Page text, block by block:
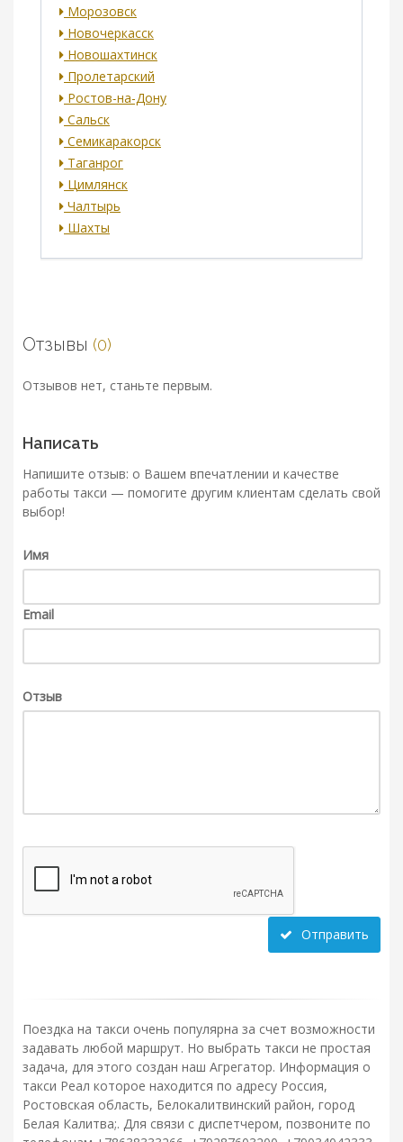
Морозовск
Новочеркасск
Новошахтинск
Пролетарский
Ростов-на-Дону
Сальск
Семикаракорск
Таганрог
Цимлянск
Чалтырь
Шахты
Отзывы (0)
Отзывов нет, станьте первым.
Написать
Напишите отзыв: о Вашем впечатлении и качестве
работы такси — помогите другим клиентам сделать свой
выбор!
Имя
Email
Отзыв
Отправить
Поездка на такси очень популярна за счет возможности
задавать любой маршрут. Но выбрать такси не простая
задача, для этого создан наш Агрегатор. Информация о
такси Реал которое находится по адресу Россия,
Ростовская область, Белокалитвинский район, город
Белая Калитва;. Для связи с диспетчером, позвоните по